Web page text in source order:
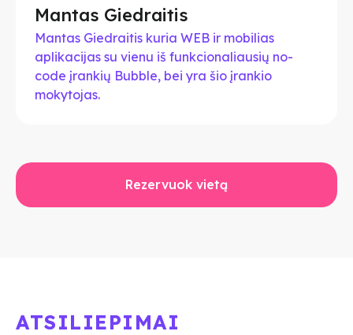
Mantas Giedraitis
Mantas Giedraitis kuria WEB ir mobilias
aplikacijas su vienu iš funkcionaliausių no-
code įrankių Bubble, bei yra šio įrankio
mokytojas.
Rezervuok vietą
ATSILIEPIMAI